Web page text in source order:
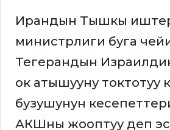
Ирандын Тышкы
министрлиги буга
Тегерандын
ок атышууну
бузушунун
АКШны жооптуу деп